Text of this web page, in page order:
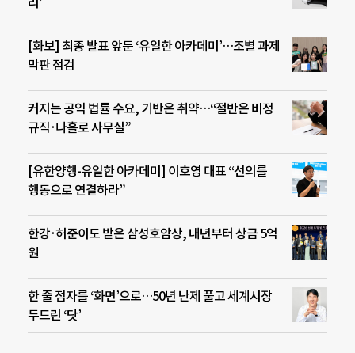
[화보] 최종 발표 앞둔 ‘유일한 아카데미’…조별 과제
막판 점검
커지는 공익 법률 수요, 기반은 취약…“절반은 비정
규직·나홀로 사무실”
[유한양행-유일한 아카데미] 이호영 대표 “선의를
행동으로 연결하라”
한강·허준이도 받은 삼성호암상, 내년부터 상금 5억
원
한 줄 점자를 ‘화면’으로…50년 난제 풀고 세계시장
두드린 ‘닷’